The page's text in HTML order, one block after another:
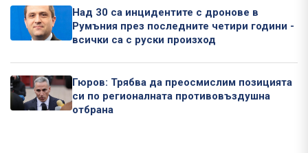
Над 30 са инцидентите с дронове в
Румъния през последните четири години -
всички са с руски произход
Гюров: Трябва да преосмислим позицията
си по регионалната противовъздушна
отбрана